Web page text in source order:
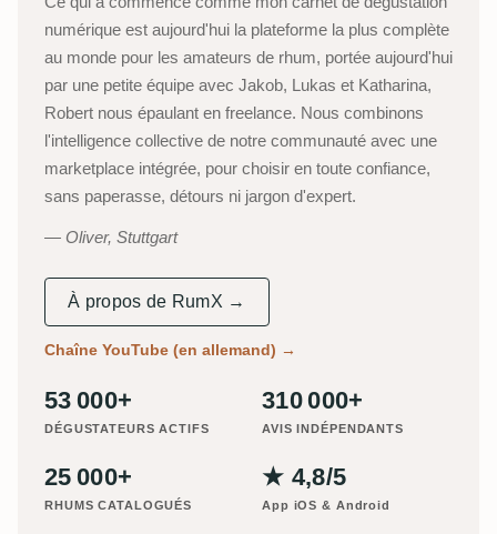
numérique est aujourd'hui la plateforme la plus complète
au monde pour les amateurs de rhum, portée aujourd'hui
par une petite équipe avec Jakob, Lukas et Katharina,
Robert nous épaulant en freelance. Nous combinons
l'intelligence collective de notre communauté avec une
marketplace intégrée, pour choisir en toute confiance,
sans paperasse, détours ni jargon d'expert.
Oliver, Stuttgart
À propos de RumX →
Chaîne YouTube (en allemand) →
53 000+
DÉGUSTATEURS ACTIFS
310 000+
AVIS INDÉPENDANTS
25 000+
RHUMS CATALOGUÉS
★ 4,8/5
App iOS & Android